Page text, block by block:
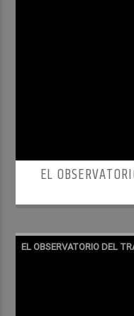
EL
EL OBSERVATORIO DEL